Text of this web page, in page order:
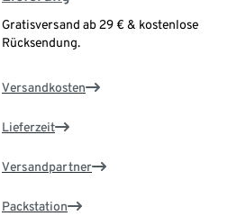
Gratisversand ab 29 € & kostenlose
Rücksendung.
Versandkosten
Lieferzeit
Versandpartner
Packstation